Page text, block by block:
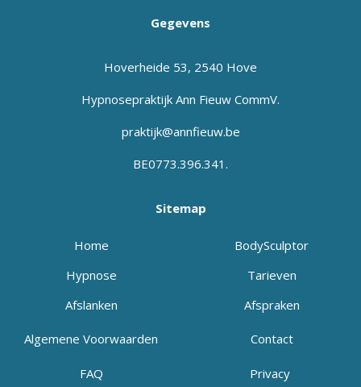
Gegevens
Hoverheide 53, 2540 Hove
Hypnosepraktijk Ann Fieuw CommV.
praktijk@annfieuw.be
BE0773.396.341.
Sitemap
Home
BodySculptor
Hypnose
Tarieven
Afslanken
Afspraken
Algemene Voorwaarden Contact
FAQ Privacy